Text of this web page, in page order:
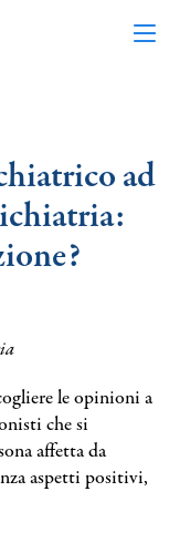
ad
le opinioni a
che si
affetta da
aspetti positivi,